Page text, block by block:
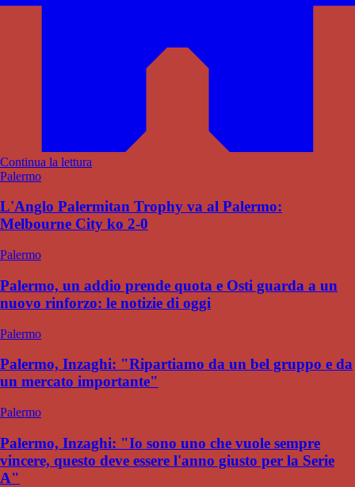
Continua la lettura
Palermo
L'Anglo Palermitan Trophy va al Palermo:
Melbourne City ko 2-0
Palermo
Palermo, un addio prende quota e Osti guarda a un
nuovo rinforzo: le notizie di oggi
Palermo
Palermo, Inzaghi: "Ripartiamo da un bel gruppo e da
un mercato importante"
Palermo
Palermo, Inzaghi: "Io sono uno che vuole sempre
vincere, questo deve essere l'anno giusto per la Serie
A"